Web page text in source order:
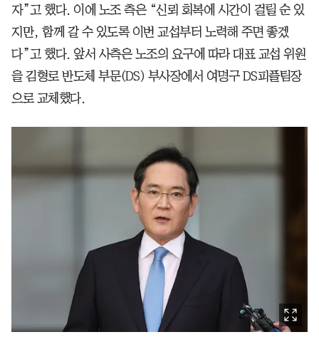
자”고 했다. 이에 노조 측은 “신뢰 회복에 시간이 걸릴 순 있
지만, 함께 갈 수 있도록 이번 교섭부터 노력해 주면 좋겠
다”고 했다. 앞서 사측은 노조의 요구에 따라 대표 교섭 위원
을 김형로 반도체 부문(DS) 부사장에서 여명구 DS피플팀장
으로 교체했다.